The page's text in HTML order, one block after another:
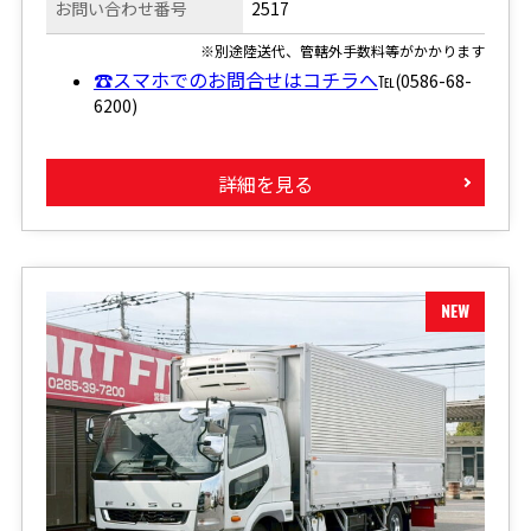
お問い合わせ番号 2517
※別途陸送代、管轄外手数料等がかかります
☎スマホでのお問合せはコチラへ℡(0586-68-
6200)
詳細を見る